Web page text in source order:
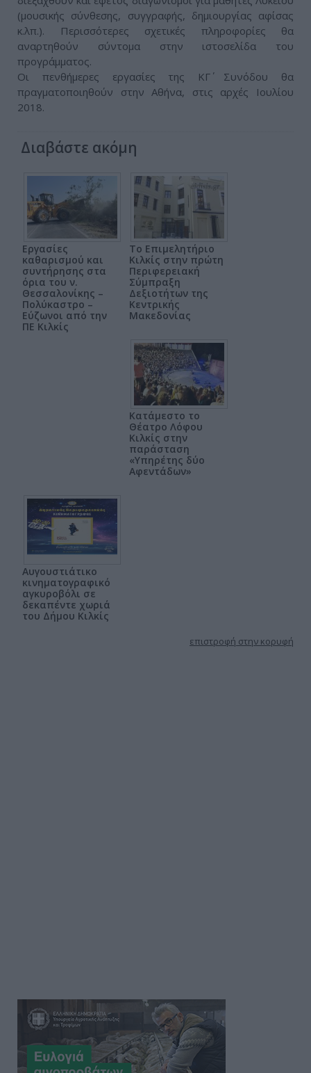
(μουσικής σύνθεσης, συγγραφής, δημιουργίας αφίσας
κ.λπ.). Περισσότερες σχετικές πληροφορίες θα
αναρτηθούν σύντομα στην ιστοσελίδα του
προγράμματος.
Οι πενθήμερες εργασίες της ΚΓ΄ Συνόδου θα
πραγματοποιηθούν στην Αθήνα, στις αρχές Ιουλίου
2018.
Διαβάστε ακόμη
Εργασίες
καθαρισμού και
συντήρησης στα
όρια του ν.
Θεσσαλονίκης –
Πολύκαστρο –
Εύζωνοι από την
ΠΕ Κιλκίς
Το Επιμελητήριο
Κιλκίς στην πρώτη
Περιφερειακή
Σύμπραξη
Δεξιοτήτων της
Κεντρικής
Μακεδονίας
Κατάμεστο το
Θέατρο Λόφου
Κιλκίς στην
παράσταση
«Υπηρέτης δύο
Αφεντάδων»
Αυγουστιάτικο
κινηματογραφικό
αγκυροβόλι σε
δεκαπέντε χωριά
του Δήμου Κιλκίς
επιστροφή στην κορυφή